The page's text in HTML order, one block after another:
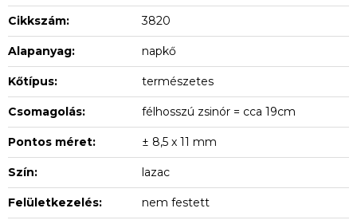
Cikkszám: 3820
Alapanyag: napkő
Kőtípus: természetes
Csomagolás: félhosszú zsinór = cca 19cm
Pontos méret: ± 8,5 x 11 mm
Szín: lazac
Felületkezelés: nem festett